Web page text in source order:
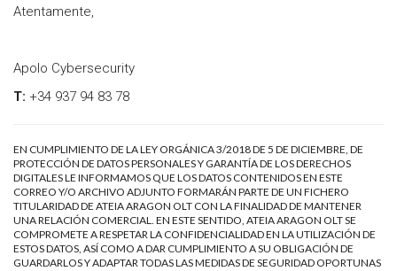
Atentamente,
Apolo Cybersecurity
T: +34 937 94 83 78
EN CUMPLIMIENTO DE LA LEY ORGÁNICA 3/2018 DE 5 DE DICIEMBRE, DE
PROTECCIÓN DE DATOS PERSONALES Y GARANTÍA DE LOS DERECHOS
DIGITALES LE INFORMAMOS QUE LOS DATOS CONTENIDOS EN ESTE
CORREO Y/O ARCHIVO ADJUNTO FORMARÁN PARTE DE UN FICHERO
TITULARIDAD DE ATEIA ARAGON OLT CON LA FINALIDAD DE MANTENER
UNA RELACIÓN COMERCIAL. EN ESTE SENTIDO, ATEIA ARAGON OLT SE
COMPROMETE A RESPETAR LA CONFIDENCIALIDAD EN LA UTILIZACIÓN DE
ESTOS DATOS, ASÍ COMO A DAR CUMPLIMIENTO A SU OBLIGACIÓN DE
GUARDARLOS Y ADAPTAR TODAS LAS MEDIDAS DE SEGURIDAD OPORTUNAS